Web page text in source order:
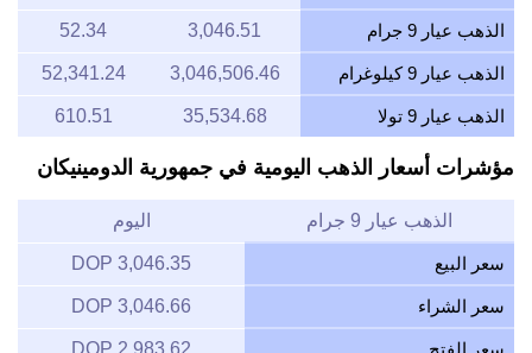
الذهب عيار 9 جرام 3,046.51
52.34
الذهب عيار 9 كيلوغرام 3,046,506.46
52,341.24
الذهب عيار 9 تولا 35,534.68
610.51
مؤشرات أسعار الذهب اليومية في جمهورية الدومينيكان
الذهب عيار 9 جرام اليوم
سعر البيع 3,046.35 DOP
سعر الشراء 3,046.66 DOP
سعر الفتح 2,983.62 DOP